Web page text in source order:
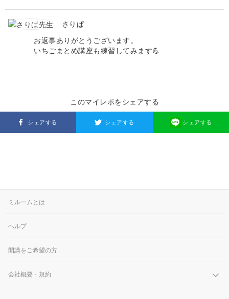
さりぱ
お返事ありがとうございます。
いちごまとめ講座も練習してみます💪
このマイレポをシェアする
シェアする シェアする シェアする
ミルームとは
ヘルプ
開講をご希望の方
会社概要・規約